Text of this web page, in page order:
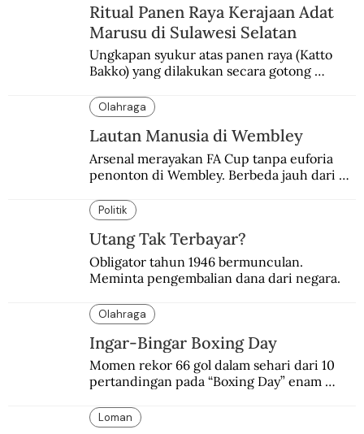
Ritual Panen Raya Kerajaan Adat
Marusu di Sulawesi Selatan
Ungkapan syukur atas panen raya (Katto
Bakko) yang dilakukan secara gotong
Olahraga
Lautan Manusia di Wembley
Arsenal merayakan FA Cup tanpa euforia
penonton di Wembley. Berbeda jauh dari
silam.
Politik
Utang Tak Terbayar?
Obligator tahun 1946 bermunculan.
Meminta pengembalian dana dari negara.
Olahraga
Ingar-Bingar Boxing Day
Momen rekor 66 gol dalam sehari dari 10
pertandingan pada “Boxing Day” enam
Manchester United 6-1.
Loman